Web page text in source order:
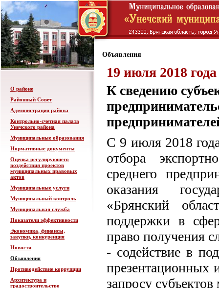
О районе
Районный Совет
Администрация района
Контрольно-счетная палата
Унечского района
Муниципальные образования
Нормативные документы
Оценка регулирующего
воздействия проектов
муниципальных правовых
актов
Муниципальные услуги
Муниципальный контроль
Муниципальная служба
Показатели эффективности
Экономика, финансы,
закупки, конкуренция
Новости
Объявления
Противодействие коррупции
Архитектура и
градостроительство
Объявления
19 июля 2018 года
К сведению
С 9 июля 2018
отбора
среднего
оказания
«Брянский
поддержки в
право получения
- содействие в
презентационных
запросу